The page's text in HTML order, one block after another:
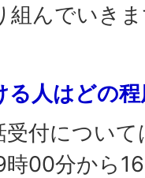
組んでいき
る人はどの
付につい
00分から